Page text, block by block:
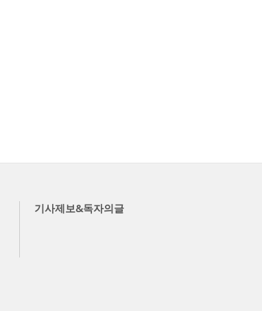
기사제보&독자의글